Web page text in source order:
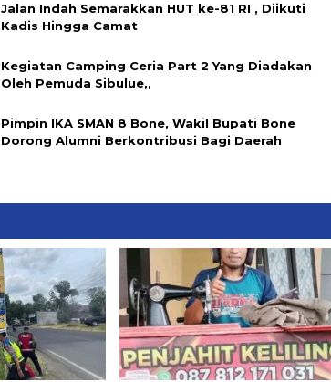
Jalan Indah Semarakkan HUT ke-81 RI , Diikuti
Kadis Hingga Camat
Kegiatan Camping Ceria Part 2 Yang Diadakan
Oleh Pemuda Sibulue,,
Pimpin IKA SMAN 8 Bone, Wakil Bupati Bone
Dorong Alumni Berkontribusi Bagi Daerah